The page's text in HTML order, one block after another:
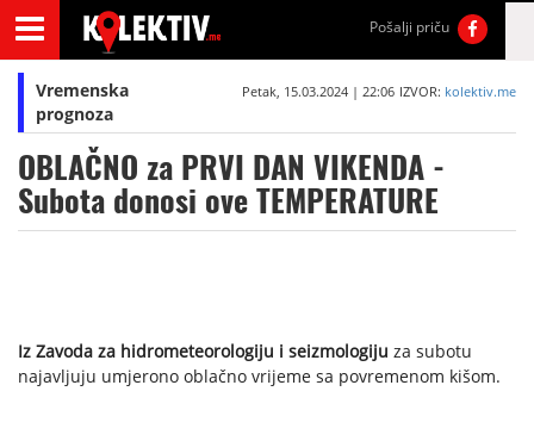
Pošalji priču
Vremenska
prognoza
Petak, 15.03.2024 | 22:06 IZVOR: kolektiv.me
OBLAČNO za PRVI DAN VIKENDA -
Subota donosi ove TEMPERATURE
Iz Zavoda za hidrometeorologiju i seizmologiju za subotu
najavljuju umjerono oblačno vrijeme sa povremenom kišom.